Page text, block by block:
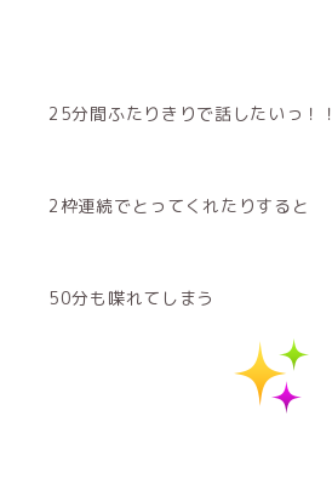
25分間ふたりきりで話したいっ！！
2枠連続でとってくれたりすると
50分も喋れてしまう